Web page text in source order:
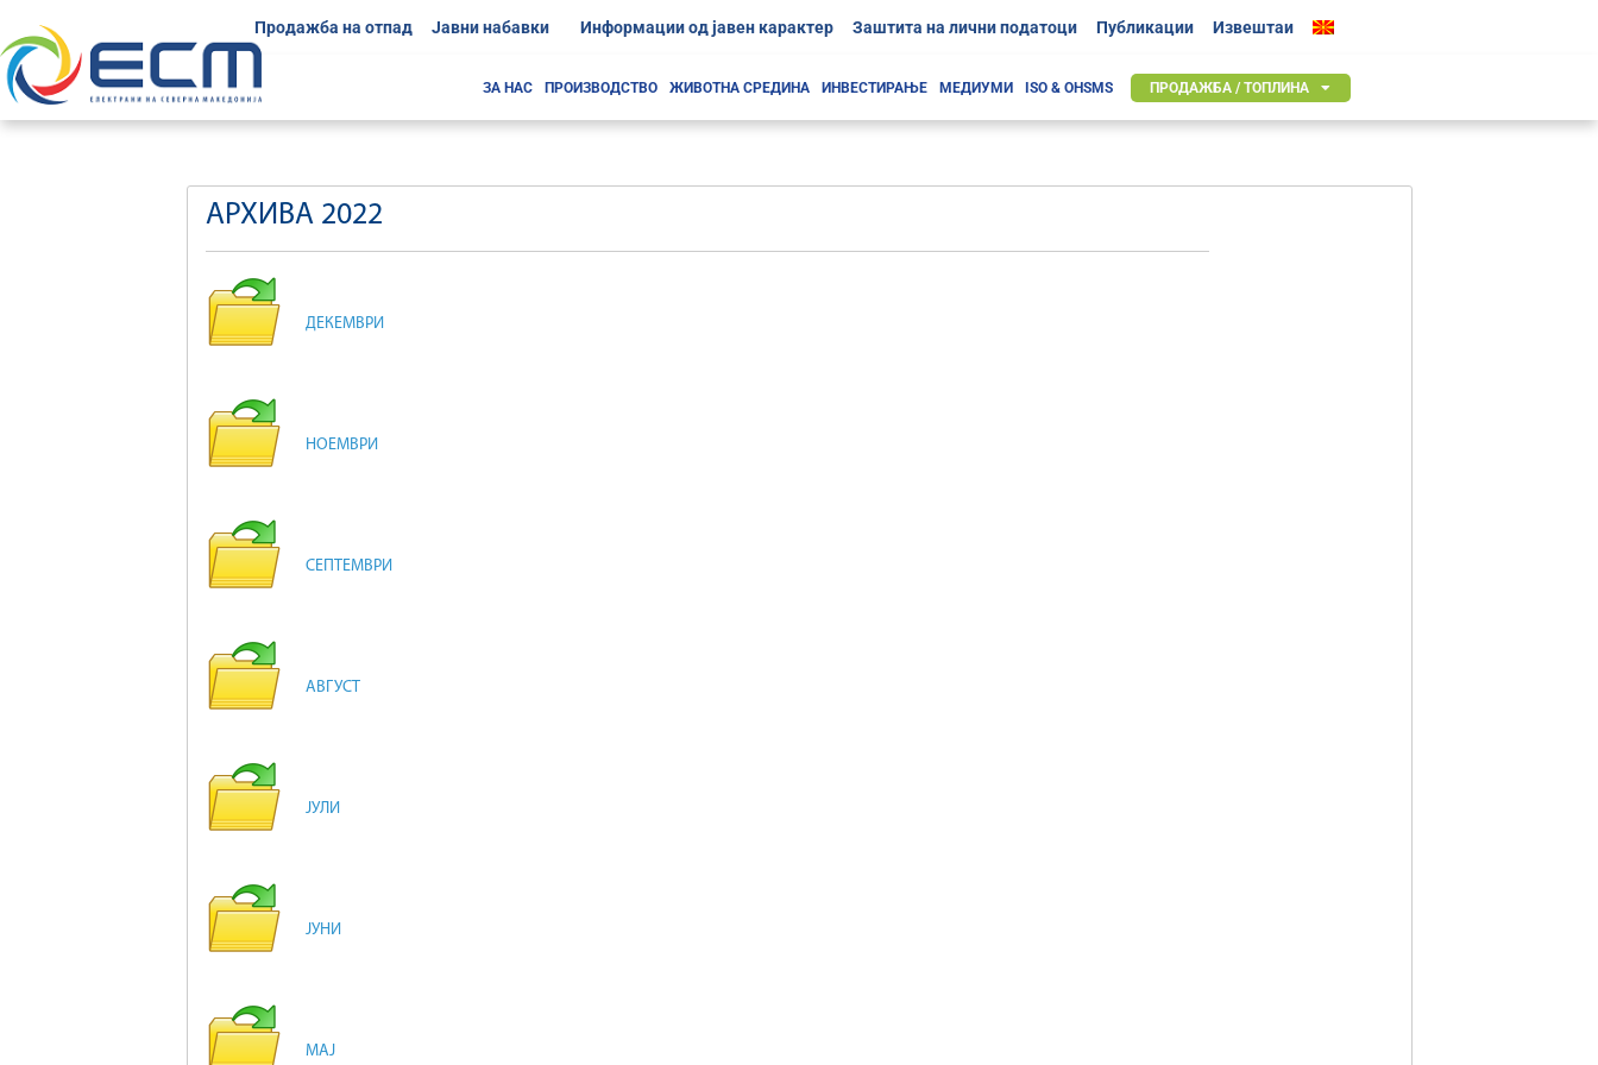
Продажба на отпад Јавни набавки Информации од јавен карактер Заштита на лични податоци Публикации Извештаи
ЗА НАС ПРОИЗВОДСТВО ЖИВОТНА СРЕДИНА ИНВЕСТИРАЊЕ МЕДИУМИ ISO & OHSMS ПРОДАЖБА / ТОПЛИНА
АРХИВА 2022
ДЕКЕМВРИ
НОЕМВРИ
СЕПТЕМВРИ
АВГУСТ
ЈУЛИ
ЈУНИ
МАЈ